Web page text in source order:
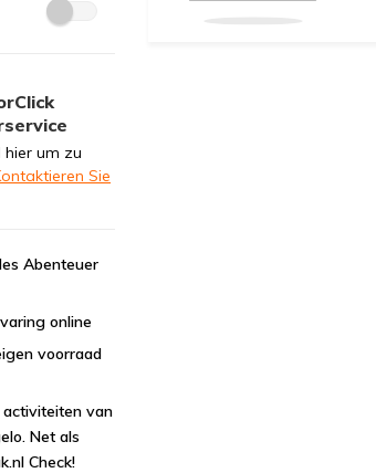
um zu
Sie
Abenteuer
online
voorraad
activiteiten van
Net als
Check!